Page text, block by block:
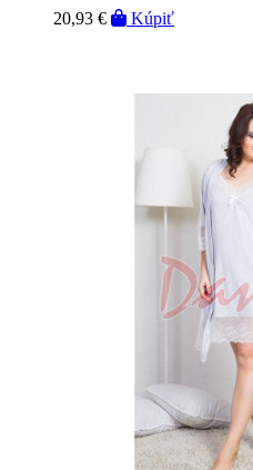
20,93 €
Kúpiť